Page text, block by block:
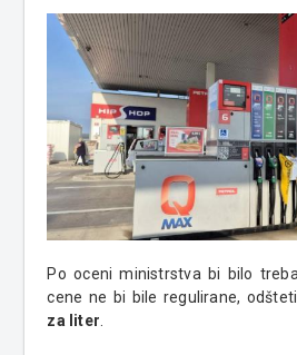
Po oceni ministrstva bi bilo
cene ne bi bile regulirane,
za liter